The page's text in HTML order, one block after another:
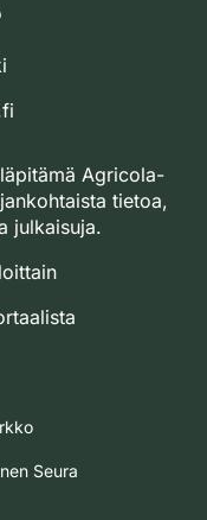
Agricola-
tietoa,
julkaisuja.
Seura